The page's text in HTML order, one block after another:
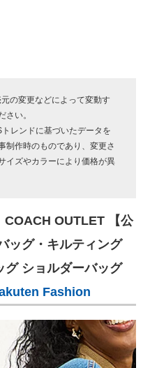
の変更などによって変動す
さい。
レンドに基づいたデータを
制作時のものであり、変更さ
イズやカラーにより価格が異
OUTLET 【公
ッグ・キルティング
ショルダーバッグ
Fashion